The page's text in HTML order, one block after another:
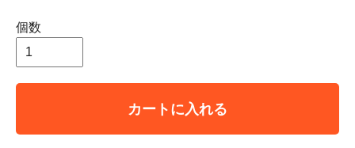
個数
カートに入れる